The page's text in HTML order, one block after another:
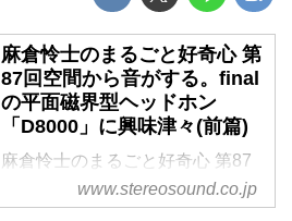
麻倉怜士のまるごと好奇心 第
87回空間から音がする。final
の平面磁界型ヘッドホン
「D8000」に興味津々(前篇)
麻倉怜士のまるごと好奇心 第87
空間から音がする。finalの平面磁
www.stereosound.co.jp